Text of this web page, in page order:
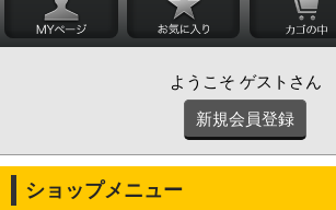
ようこそ ゲストさん
新規会員登録
ショップメニュー